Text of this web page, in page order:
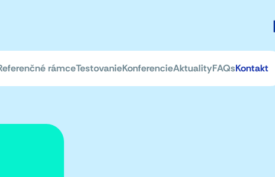
rámceTestovanieKonferencieAktualityFAQsKontakt